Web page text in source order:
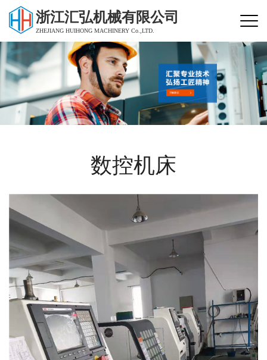
浙江汇弘机械有限公司
ZHEJIANG HUIHONG MACHINERY Co.,LTD.
数控机床